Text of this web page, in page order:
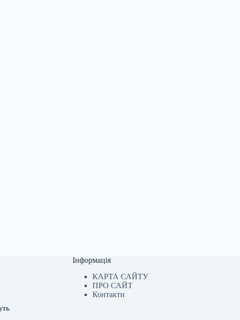
Інформація
КАРТА САЙТУ
ПРО САЙТ
Контакти